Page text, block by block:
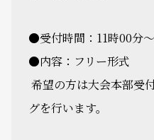
●受付時間：11時00分
●内容：フリー形式
希望の方は大会本部受
グを行います。